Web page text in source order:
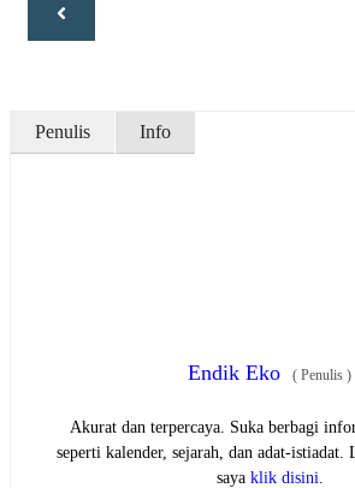
Penulis Info
Endik Eko ( Penulis )
Akurat dan terpercaya. Suka berbagi
seperti kalender, sejarah, dan adat-istiadat.
saya klik disini